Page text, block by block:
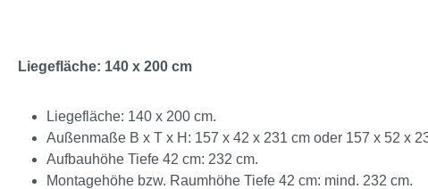
Liegefläche: 140 x 200 cm
Liegefläche: 140 x 200 cm.
Außenmaße B x T x H: 157 x 42 x 231 cm oder 157 x 52 x
Aufbauhöhe Tiefe 42 cm: 232 cm.
Montagehöhe bzw. Raumhöhe Tiefe 42 cm: mind. 232 cm.